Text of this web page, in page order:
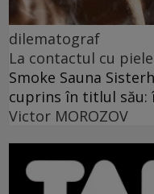
dilematograf
La contactul cu
Smoke Sauna
cuprins în titlul său:
Victor MOROZOV